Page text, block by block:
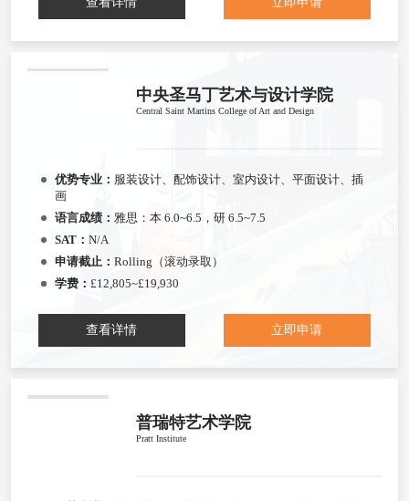
中央圣马丁艺术与设计学院
Central Saint Martins College of Art and Design
优势专业： 服装设计、配饰设计、室内设计、平面设计、插
画
语言成绩： 雅思：本 6.0~6.5，研 6.5~7.5
SAT： N/A
申请截止： Rolling（滚动录取）
学费： £12,805~£19,930
查看详情 立即申请
普瑞特艺术学院
Pratt Institute